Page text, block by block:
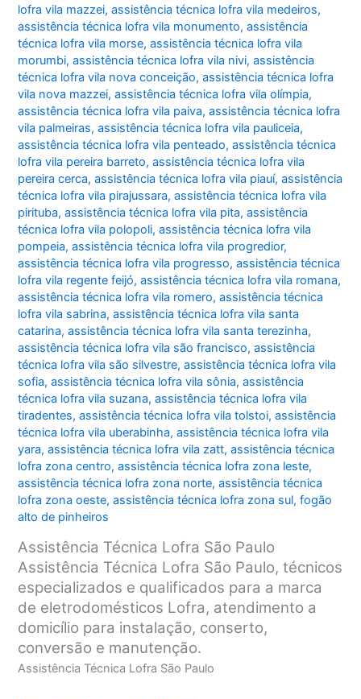
lofra vila mazzei,assistência técnica lofra vila medeiros,
assistência técnica lofra vila monumento,assistência
técnica lofra vila morse,assistência técnica lofra vila
morumbi,assistência técnica lofra vila nivi,assistência
técnica lofra vila nova conceição,assistência técnica lofra
vila nova mazzei,assistência técnica lofra vila olímpia,
assistência técnica lofra vila paiva,assistência técnica lofra
vila palmeiras,assistência técnica lofra vila pauliceia,
assistência técnica lofra vila penteado,assistência técnica
lofra vila pereira barreto,assistência técnica lofra vila
pereira cerca,assistência técnica lofra vila piauí,assistência
técnica lofra vila pirajussara,assistência técnica lofra vila
pirituba,assistência técnica lofra vila pita,assistência
técnica lofra vila polopoli,assistência técnica lofra vila
pompeia,assistência técnica lofra vila progredior,
assistência técnica lofra vila progresso,assistência técnica
lofra vila regente feijó,assistência técnica lofra vila romana,
assistência técnica lofra vila romero,assistência técnica
lofra vila sabrina,assistência técnica lofra vila santa
catarina,assistência técnica lofra vila santa terezinha,
assistência técnica lofra vila são francisco,assistência
técnica lofra vila são silvestre,assistência técnica lofra vila
sofia,assistência técnica lofra vila sônia,assistência
técnica lofra vila suzana,assistência técnica lofra vila
tiradentes,assistência técnica lofra vila tolstoi,assistência
técnica lofra vila uberabinha,assistência técnica lofra vila
yara,assistência técnica lofra vila zatt,assistência técnica
lofra zona centro,assistência técnica lofra zona leste,
assistência técnica lofra zona norte,assistência técnica
lofra zona oeste,assistência técnica lofra zona sul,fogão
alto de pinheiros
Assistência Técnica Lofra São Paulo
Assistência Técnica Lofra São Paulo, técnicos
especializados e qualificados para a marca
de eletrodomésticos Lofra, atendimento a
domicílio para instalação, conserto,
conversão e manutenção.
Assistência Técnica Lofra São Paulo